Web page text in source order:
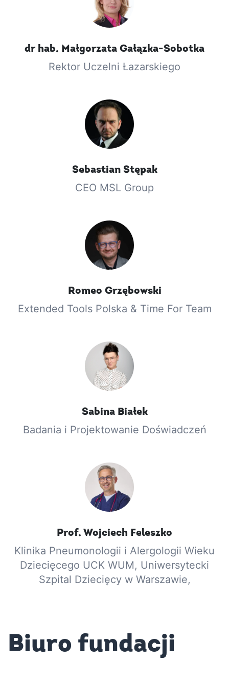
dr hab. Małgorzata Gałązka-Sobotka
Rektor Uczelni Łazarskiego
Sebastian Stępak
CEO MSL Group
Romeo Grzębowski
Extended Tools Polska & Time For Team
Sabina Białek
Badania i Projektowanie Doświadczeń
Prof. Wojciech Feleszko
Klinika Pneumonologii i Alergologii Wieku
Dziecięcego UCK WUM, Uniwersytecki
Szpital Dziecięcy w Warszawie,
Biuro fundacji